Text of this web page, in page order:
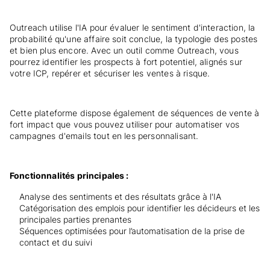
Outreach utilise l'IA pour évaluer le sentiment d'interaction, la
probabilité qu'une affaire soit conclue, la typologie des postes
et bien plus encore. Avec un outil comme Outreach, vous
pourrez identifier les prospects à fort potentiel, alignés sur
votre ICP, repérer et sécuriser les ventes à risque.
Cette plateforme dispose également de séquences de vente à
fort impact que vous pouvez utiliser pour automatiser vos
campagnes d'emails tout en les personnalisant.
Fonctionnalités principales :
Analyse des sentiments et des résultats grâce à l'IA
Catégorisation des emplois pour identifier les décideurs et les
principales parties prenantes
Séquences optimisées pour l’automatisation de la prise de
contact et du suivi